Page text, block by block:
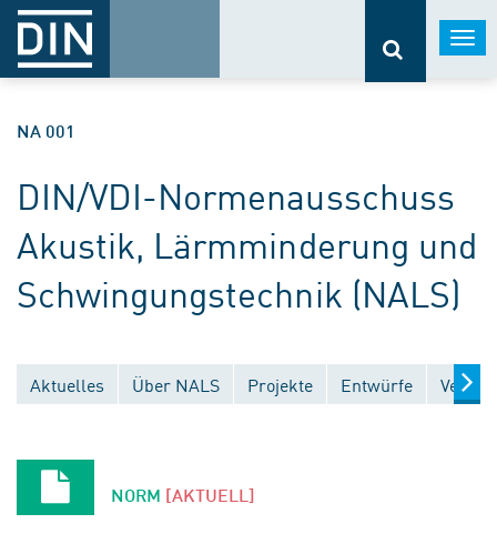
NA 001
DIN/VDI-Normenausschuss
Akustik, Lärmminderung und
Schwingungstechnik (NALS)
Aktuelles Über NALS Projekte Entwürfe
NORM [AKTUELL]